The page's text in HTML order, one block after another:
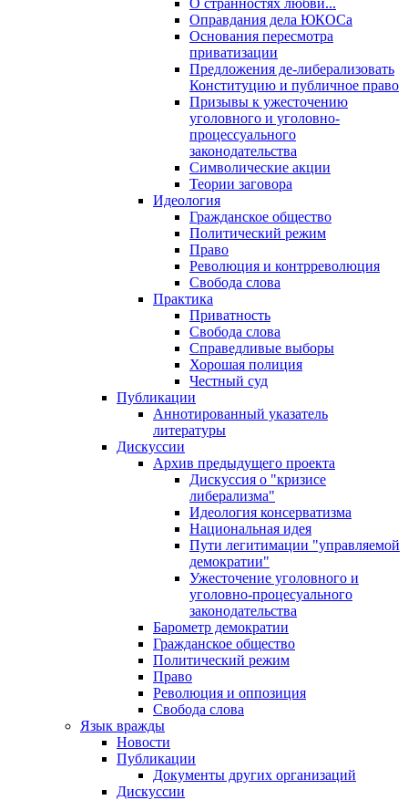
О странностях любви...
Оправдания дела ЮКОСа
Основания пересмотра
приватизации
Предложения де-либерализовать
Конституцию и публичное право
Призывы к ужесточению
уголовного и уголовно-
процессуального
законодательства
Символические акции
Теории заговора
Идеология
Гражданское общество
Политический режим
Право
Революция и контрреволюция
Свобода слова
Практика
Приватность
Свобода слова
Справедливые выборы
Хорошая полиция
Честный суд
Публикации
Аннотированный указатель
литературы
Дискуссии
Архив предыдущего проекта
Дискуссия о "кризисе
либерализма"
Идеология консерватизма
Национальная идея
Пути легитимации "управляемой
демократии"
Ужесточение уголовного и
уголовно-процесуального
законодательства
Барометр демократии
Гражданское общество
Политический режим
Право
Революция и оппозиция
Свобода слова
Язык вражды
Новости
Публикации
Документы других организаций
Дискуссии